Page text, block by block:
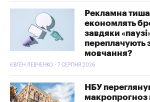
Рекламна
економлять
завдяки
переплачують
мовчання?
ЄВГЕН ЛЕВЧЕНКО - 7 СЕРПНЯ 2026
НБУ
макропрогноз